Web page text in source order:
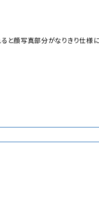
と顔写真部分がなりきり仕様に